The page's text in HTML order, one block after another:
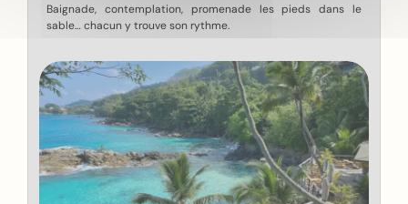
Baignade, contemplation, promenade les pieds dans le
sable… chacun y trouve son rythme.